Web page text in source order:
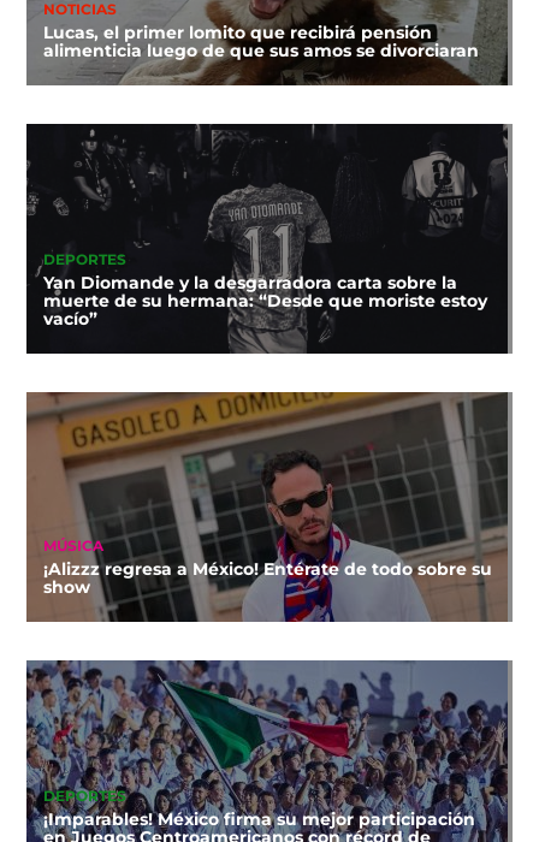
NOTICIAS
Lucas, el primer lomito que recibirá pensión
alimenticia luego de que sus amos se divorciaran
DEPORTES
Yan Diomande y la desgarradora carta sobre la
muerte de su hermana: “Desde que moriste estoy
vacío”
MÚSICA
¡Alizzz regresa a México! Entérate de todo sobre su
show
DEPORTES
¡Imparables! México firma su mejor participación
en Juegos Centroamericanos con récord de